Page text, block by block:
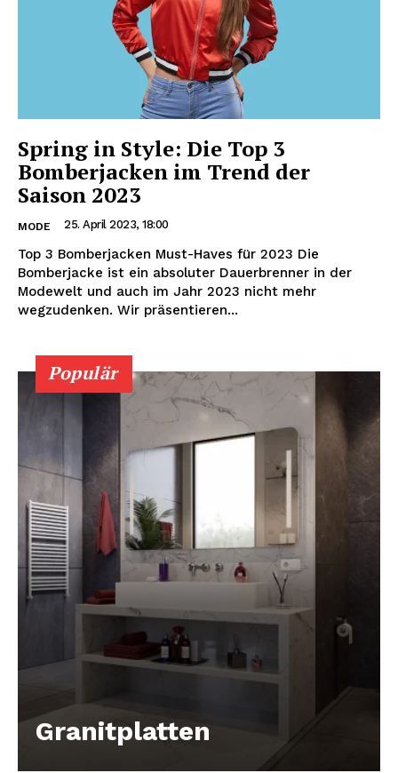
Spring in Style: Die Top 3
Bomberjacken im Trend der
Saison 2023
MODE 25. April 2023, 18:00
Top 3 Bomberjacken Must-Haves für 2023 Die
Bomberjacke ist ein absoluter Dauerbrenner in der
Modewelt und auch im Jahr 2023 nicht mehr
wegzudenken. Wir präsentieren...
Populär
Granitplatten